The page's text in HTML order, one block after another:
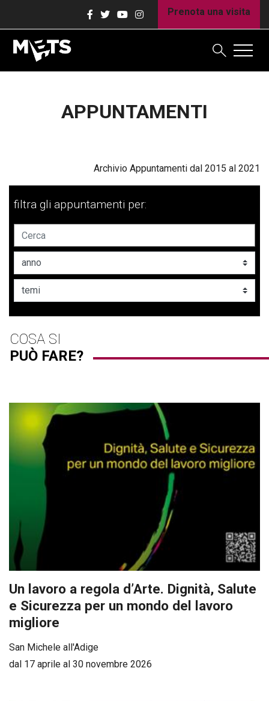
Prenota una visita
APPUNTAMENTI
Archivio Appuntamenti dal 2015 al 2021
filtra gli appuntamenti per:
COSA SI
PUÒ FARE?
Un lavoro a regola d’Arte. Dignità, Salute
e Sicurezza per un mondo del lavoro
migliore
San Michele all'Adige
dal 17 aprile al 30 novembre 2026